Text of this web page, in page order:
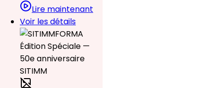
Lire maintenant
Voir les détails